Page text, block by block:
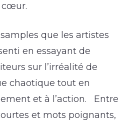
cœur.
que les artistes
en essayant de
sur l’irréalité de
chaotique tout en
et à l’action. Entre
et mots poignants,